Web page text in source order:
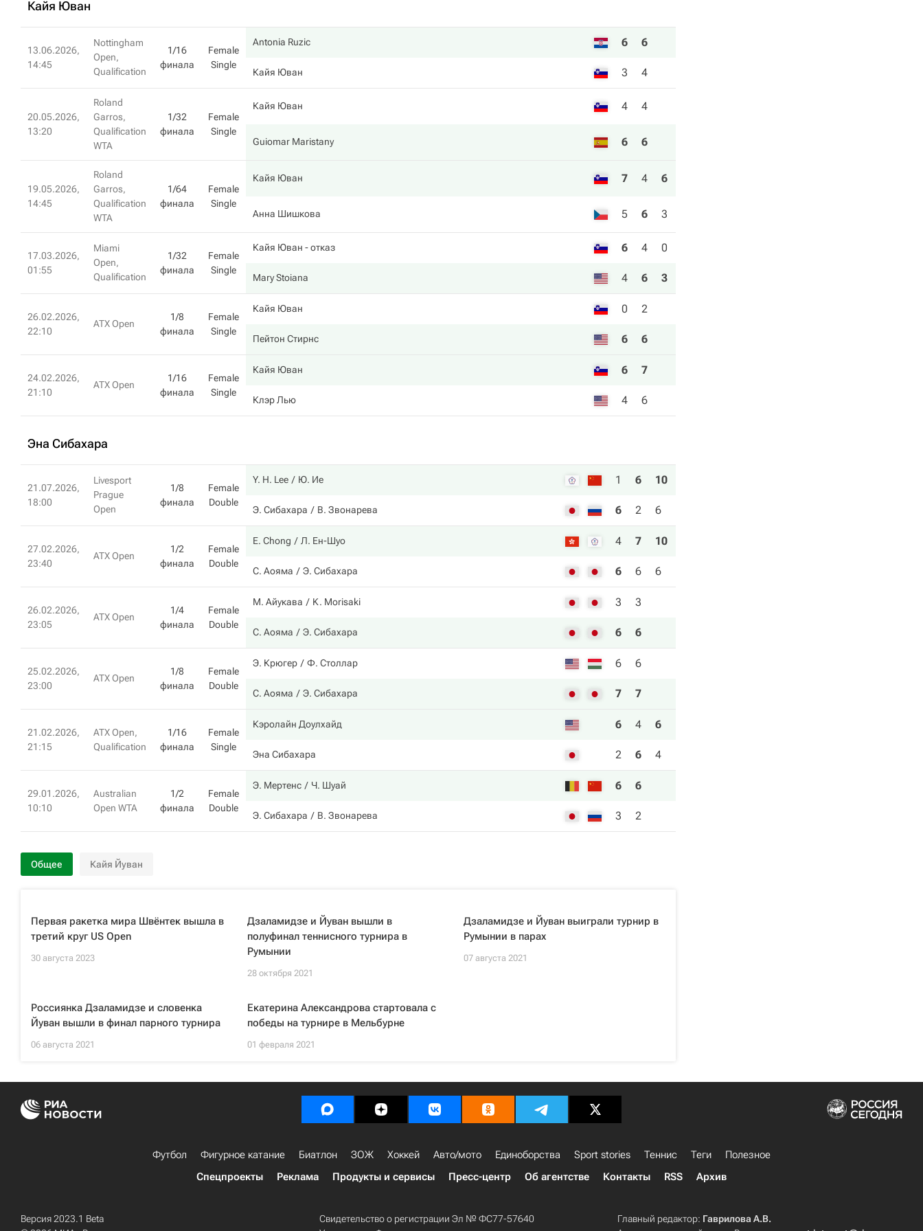
Кайя Юван
13.06.2026,
14:45
Nottingham
Open,
Qualification
1/16
финала
Female
Single
Antonia Ruzic 6 6
Кайя Юван 3 4
20.05.2026,
13:20
Roland
Garros,
Qualification
WTA
1/32
финала
Female
Single
Кайя Юван 4 4
Guiomar Maristany 6 6
19.05.2026,
14:45
Roland
Garros,
Qualification
WTA
1/64
финала
Female
Single
Кайя Юван 7 4 6
Анна Шишкова 5 6 3
17.03.2026,
01:55
Miami
Open,
Qualification
1/32
финала
Female
Single
Кайя Юван - отказ 6 4 0
Mary Stoiana 4 6 3
26.02.2026,
22:10
ATX Open
1/8
финала
Female
Single
Кайя Юван 0 2
Пейтон Стирнс 6 6
24.02.2026,
21:10
ATX Open
1/16
финала
Female
Single
Кайя Юван 6 7
Клэр Лью 4 6
Эна Сибахара
21.07.2026,
18:00
Livesport
Prague
Open
1/8
финала
Female
Double
Y. H. Lee Ю. Ие 1 6 10
Э. Сибахара В. Звонарева 6 2 6
27.02.2026,
23:40
ATX Open
1/2
финала
Female
Double
E. Chong Л. Ен-Шуо 4 7 10
С. Аояма Э. Сибахара 6 6 6
26.02.2026,
23:05
ATX Open
1/4
финала
Female
Double
М. Айукава K. Morisaki 3 3
С. Аояма Э. Сибахара 6 6
25.02.2026,
23:00
ATX Open
1/8
финала
Female
Double
Э. Крюгер Ф. Столлар 6 6
С. Аояма Э. Сибахара 7 7
21.02.2026,
21:15
ATX Open,
Qualification
1/16
финала
Female
Single
Кэролайн Доулхайд 6 4 6
Эна Сибахара 2 6 4
29.01.2026,
10:10
Australian
Open WTA
1/2
финала
Female
Double
Э. Мертенс Ч. Шуай 6 6
Э. Сибахара В. Звонарева 3 2
Общее Кайя Йуван
Первая ракетка мира Швёнтек вышла в
третий круг US Open
30 августа 2023
Дзаламидзе и Йуван вышли в
полуфинал теннисного турнира в
Румынии
28 октября 2021
Дзаламидзе и Йуван выиграли турнир в
Румынии в парах
07 августа 2021
Россиянка Дзаламидзе и словенка
Йуван вышли в финал парного турнира
06 августа 2021
Екатерина Александрова стартовала с
победы на турнире в Мельбурне
01 февраля 2021
Футбол Фигурное катание Биатлон ЗОЖ Хоккей Авто/мото Единоборства Sport stories Теннис Теги
Полезное
Спецпроекты
Реклама Продукты и сервисы Пресс-центр Об агентстве Контакты RSS Архив
Версия 2023.1 Beta
Свидетельство о регистрации Эл № ФС77-57640
Главный редактор: Гаврилова А.В.